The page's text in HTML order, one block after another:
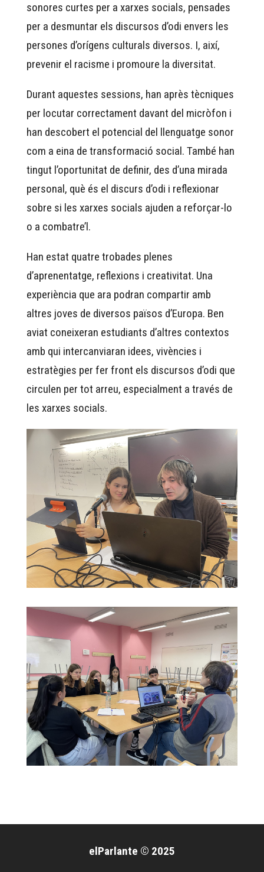
sonores curtes per a xarxes socials, pensades
per a desmuntar els discursos d’odi envers les
persones d’orígens culturals diversos. I, així,
prevenir el racisme i promoure la diversitat.
Durant aquestes sessions, han après tècniques
per locutar correctament davant del micròfon i
han descobert el potencial del llenguatge sonor
com a eina de transformació social. També han
tingut l’oportunitat de definir, des d’una mirada
personal, què és el discurs d’odi i reflexionar
sobre si les xarxes socials ajuden a reforçar-lo
o a combatre’l.
Han estat quatre trobades plenes
d’aprenentatge, reflexions i creativitat. Una
experiència que ara podran compartir amb
altres joves de diversos països d’Europa. Ben
aviat coneixeran estudiants d’altres contextos
amb qui intercanviaran idees, vivències i
estratègies per fer front els discursos d’odi que
circulen per tot arreu, especialment a través de
les xarxes socials.
elParlante © 2025